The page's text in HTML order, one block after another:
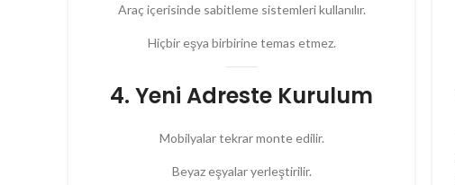
Araç içerisinde sabitleme sistemleri kullanılır.
Hiçbir eşya birbirine temas etmez.
4. Yeni Adreste Kurulum
Mobilyalar tekrar monte edilir.
Beyaz eşyalar yerleştirilir.